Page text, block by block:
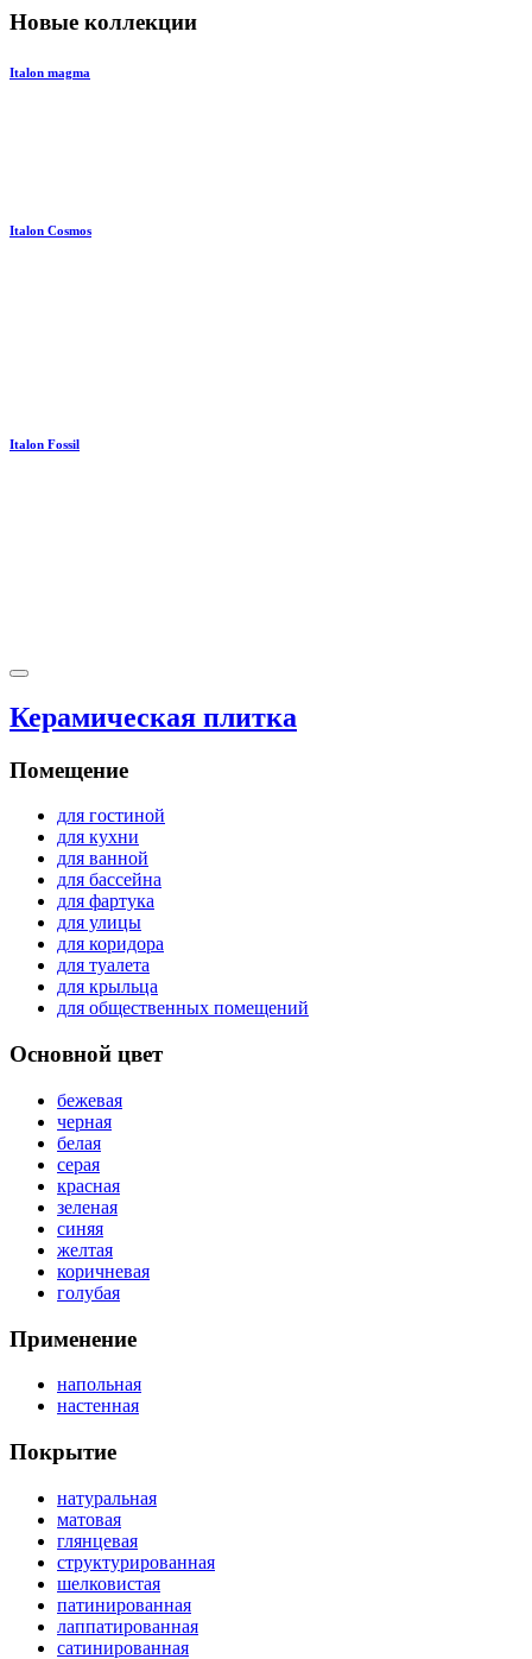
Новые коллекции
Italon magma
Italon Cosmos
Italon Fossil
Керамическая плитка
Помещение
для гостиной
для кухни
для ванной
для бассейна
для фартука
для улицы
для коридора
для туалета
для крыльца
для общественных помещений
Основной цвет
бежевая
черная
белая
серая
красная
зеленая
синяя
желтая
коричневая
голубая
Применение
напольная
настенная
Покрытие
натуральная
матовая
глянцевая
структурированная
шелковистая
патинированная
лаппатированная
сатинированная